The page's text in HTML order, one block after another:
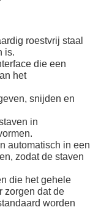
roestvrij staal
is.
die een
het
snijden en
in
automatisch in een
zodat de staven
die het gehele
zorgen dat de
worden